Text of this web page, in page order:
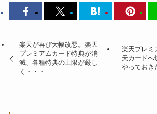
楽天が再び大幅改悪。楽天
プレミアムカード特典が消
滅、各種特典の上限が厳し
く・・・
楽天プレミ
天カードへ
やっておき